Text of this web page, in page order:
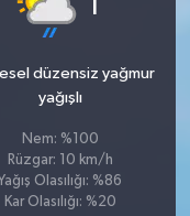
1
düzensiz yağmur
yağışlı
Nem: %100
Rüzgar: 10 km/h
Yağış Olasılığı: %86
Kar Olasılığı: %20